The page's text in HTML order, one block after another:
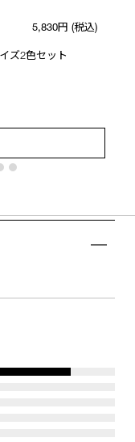
5,830円 (税込)
ズ2色セット